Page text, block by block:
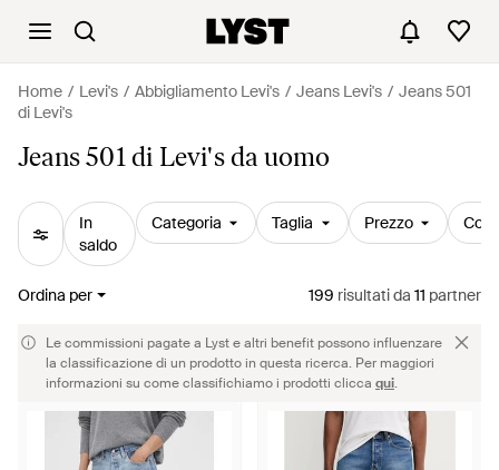
Home Levi's Abbigliamento Levi's Jeans Levi's
Jeans 501
di Levi's
Jeans 501 di Levi's da uomo
In
saldo
Categoria Taglia Prezzo
Ordina per 199 risultatida 11 partner
Le commissioni pagate a Lyst e altri benefit possono influenzare
la classificazione di un prodotto in questa ricerca. Per maggiori
informazioni su come classifichiamo i prodotti clicca qui.